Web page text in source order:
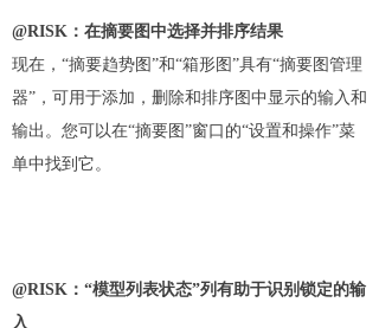
@RISK：在摘要图中选择并排序结果
现在，“摘要趋势图”和“箱形图”具有“摘要图管理
器”，可用于添加，删除和排序图中显示的输入和
输出。您可以在“摘要图”窗口的“设置和操作”菜
单中找到它。
@RISK：“模型列表状态”列有助于识别锁定的输
入